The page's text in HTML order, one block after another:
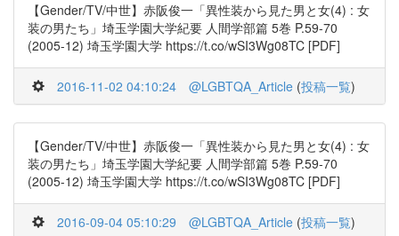
【Gender/TV/中世】赤阪俊一「異性装から見た男と女(4) : 女
装の男たち」埼玉学園大学紀要 人間学部篇 5巻 P.59-70
(2005-12) 埼玉学園大学 https://t.co/wSI3Wg08TC [PDF]
2016-11-02 04:10:24 @LGBTQA_Article (投稿一覧)
【Gender/TV/中世】赤阪俊一「異性装から見た男と女(4) : 女
装の男たち」埼玉学園大学紀要 人間学部篇 5巻 P.59-70
(2005-12) 埼玉学園大学 https://t.co/wSI3Wg08TC [PDF]
2016-09-04 05:10:29 @LGBTQA_Article (投稿一覧)